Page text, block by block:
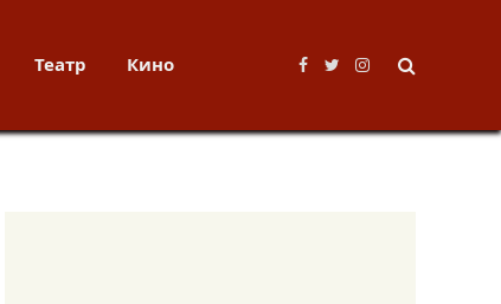
Театр Кино
Facebook
TwitterInstagram